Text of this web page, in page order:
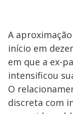
A
início em
em que a ex-
intensificou
O
discreta com